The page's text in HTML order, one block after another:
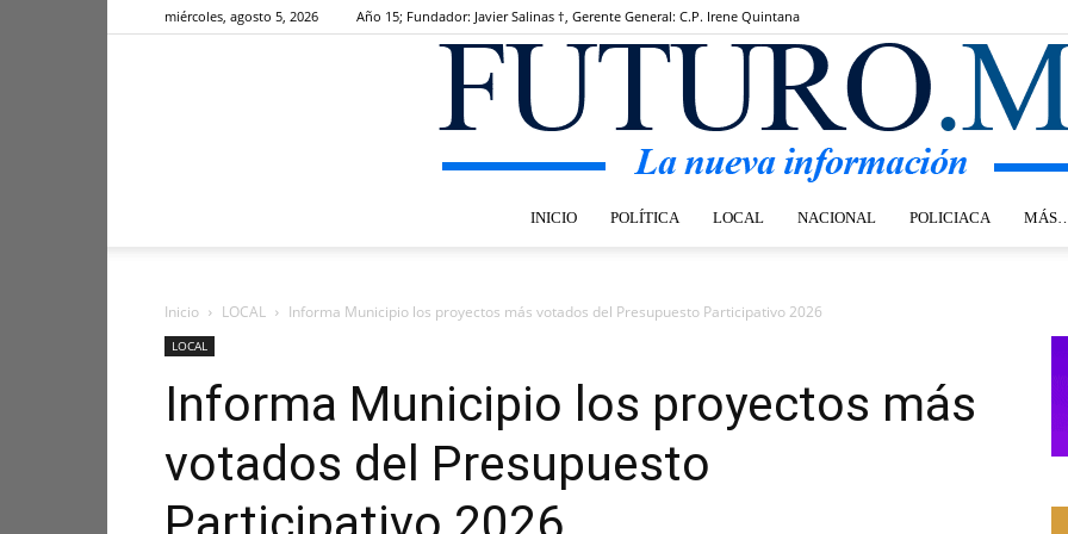
miércoles, agosto 5, 2026 Año 15; Fundador: Javier Salinas †, Gerente General: C.P. Irene Quintana
INICIO POLÍTICA LOCAL NACIONAL POLICIACA
Inicio LOCAL Informa Municipio los proyectos más votados del Presupuesto Participativo 2026
LOCAL
Informa Municipio los proyectos más
votados del Presupuesto